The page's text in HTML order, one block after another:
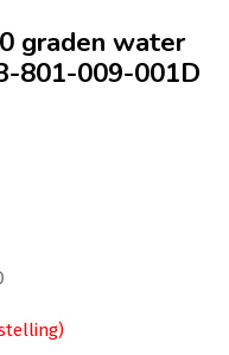
graden water
801-009-001D